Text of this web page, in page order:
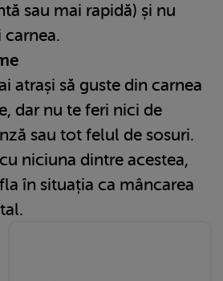
sau mai rapidă) și nu
carnea.
atrași să guste din carnea
dar nu te feri nici de
sau tot felul de sosuri.
niciuna dintre acestea,
în situația ca mâncarea